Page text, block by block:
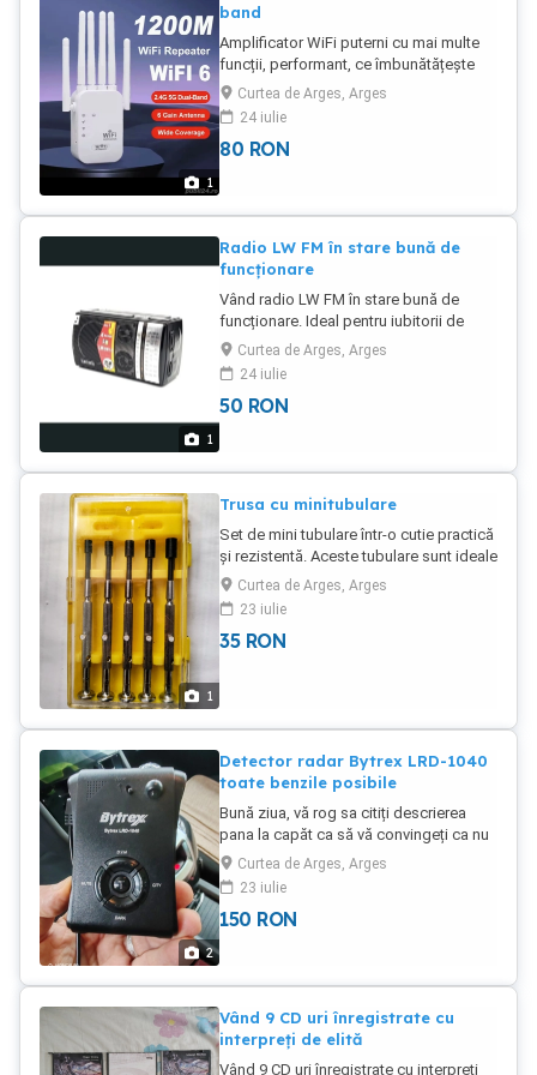
1
band
Amplificator WiFi puterni cu mai multe
funcții, performant, ce îmbunătățește
semnalul în întreaga locuință. Ideal
pentru o conexiune stabilă și rapidă la
internet. Îmbunătățește experiența de
navigare și streaming.
Curtea de Arges, Arges
24 iulie
80 RON
1
Radio LW FM în stare bună de
funcționare
Vând radio LW FM în stare bună de
funcționare. Ideal pentru iubitorii de
muzică retro. Oferă un sunet clar și
calitate. Perfect pentru a asculta
emisiuni preferate.
Curtea de Arges, Arges
24 iulie
50 RON
1
Trusa cu minitubulare
Set de mini tubulare într-o cutie practică
și rezistentă. Aceste tubulare sunt ideale
pentru lucrări de precizie și reparații fine,
fiind utile în diverse domenii precum
electronica, mecanica fină sau bricolaj.
Cutia asigură o organizare eficientă a
Curtea de Arges, Arges
23 iulie
35 RON
2
Detector radar Bytrex LRD-1040
toate benzile posibile
Bună ziua, vă rog sa citiți descrierea
pana la capăt ca să vă convingeți ca nu
greșiți făcând această alegere,
mulțumesc. BytreX LRD 1040 detector
radar Dezvoltat special pentru sistemele
radar din Europa si Romania Detecteaza
echipamantele Laser, cu detectie 360
grade Sensibilitatea radar optima,
maxim de distanta cu minim de alarme
false Detectie Instant ON Pulse, timp de
Curtea de Arges, Arges
23 iulie
150 RON
Vând 9 CD uri înregistrate cu
interpreți de elită
Vând 9 CD uri înregistrate cu interpreți